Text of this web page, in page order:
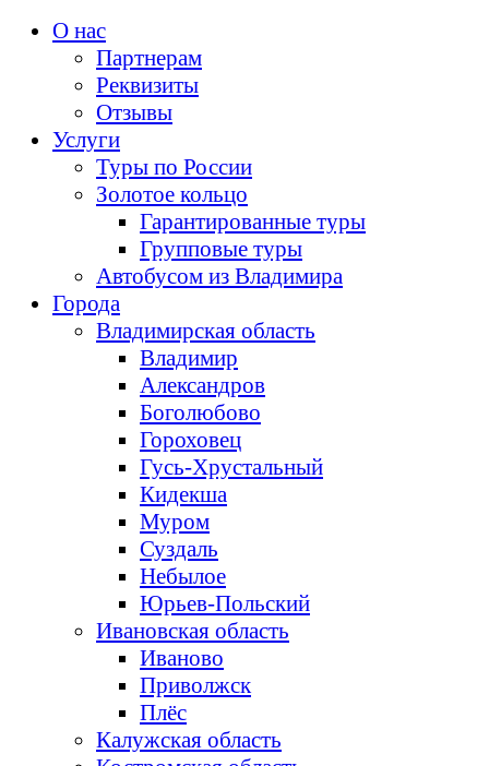
О нас
Партнерам
Реквизиты
Отзывы
Услуги
Туры по России
Золотое кольцо
Гарантированные туры
Групповые туры
Автобусом из Владимира
Города
Владимирская область
Владимир
Александров
Боголюбово
Гороховец
Гусь-Хрустальный
Кидекша
Муром
Суздаль
Небылое
Юрьев-Польский
Ивановская область
Иваново
Приволжск
Плёс
Калужская область